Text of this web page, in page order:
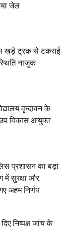
जेल
खड़े ट्रक से टकराई
नाजुक
वृन्दावन के
उप विकास आयुक्त
प्रशासन का बड़ा
में सुरक्षा और
अहम निर्णय
निष्पक्ष जांच के